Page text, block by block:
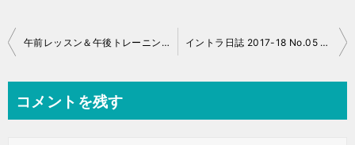
投
ビ
午前レッスン＆午後トレーニング イントラ日誌 2017-18 No.03 猪苗代 イントラ日誌 2017-18 No.05 猪苗代
コメントを残す